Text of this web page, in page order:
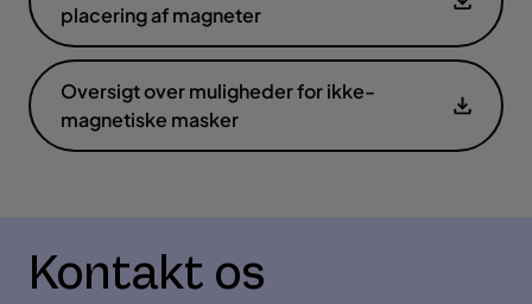
placering af magneter
Oversigt over muligheder for ikke-
magnetiske masker
Kontakt os